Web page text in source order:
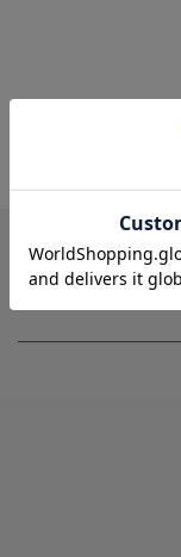
NEWSLETTER